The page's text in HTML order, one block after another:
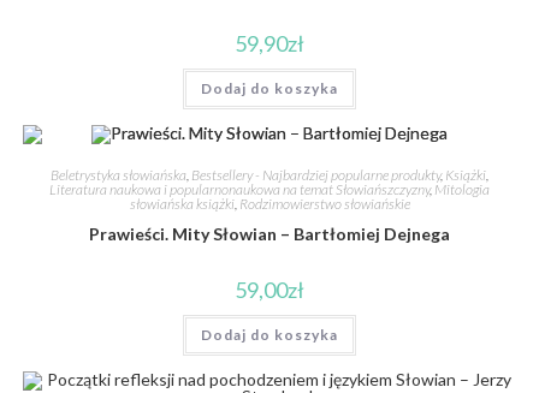
59,90zł
Dodaj do koszyka
Beletrystyka słowiańska, Bestsellery - Najbardziej popularne produkty, Książki,
Literatura naukowa i popularnonaukowa na temat Słowiańszczyzny, Mitologia
słowiańska książki, Rodzimowierstwo słowiańskie
Prawieści. Mity Słowian – Bartłomiej Dejnega
59,00zł
Dodaj do koszyka